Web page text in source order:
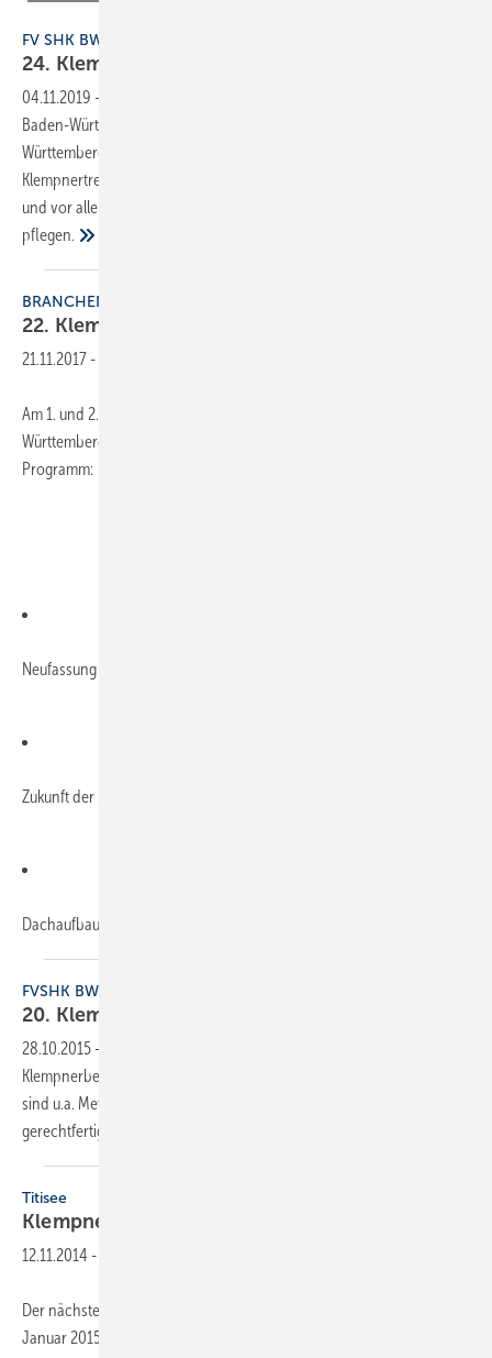
FV SHK BW
24. Klempnertreff
04.11.2019 -
Baden-Württemberg in Titisee statt. Klempner aus Baden-
Württemberg treffen sich traditionell am Jahresanfang beim
Klempnertreff, um ihr Fachwissen auf den neuesten Stand zu bringen
und vor allem den Kontakt innerhalb der Klempnerfamilie zu
pflegen.
BRANCHENVERANSTALTUNG
22. Klempnertreff
21.11.2017 -
Am 1. und 2. März 2018 findet der 22. Klempnertreff Baden-
Württemberg in Titisee statt. Folgende Themen stehen auf dem
Programm:
Neufassung der Richtlinie Metallanschlüsse an WDVS
Zukunft der Metallfassade
Dachaufbau, Feuchteschutz
FVSHK BW
20. Klempnertreff
28.10.2015 -
Klempnerbetriebe zum 20 Branchentreff nach Titisee ein. Themen
sind u.a. Metallanschlüsse auf WDVS und Verhalten bei nicht
gerechtfertigten
Titisee
Klempnertreff
12.11.2014 -
Der nächste Klempnertreff Baden-Württemberg findet vom 29. bis 30.
Januar 2015 in Titisee statt. Es besteht ein interessantes Programm